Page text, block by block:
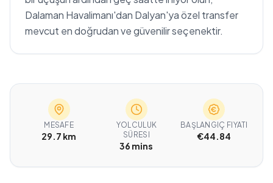
Dalaman Havalimanı'dan Dalyan'ya özel transfer
mevcut en doğrudan ve güvenilir seçenektir.
MESAFE
29.7 km
YOLCULUK
SÜRESI
36 mins
BAŞLANGIÇ FIYATI
€44.84